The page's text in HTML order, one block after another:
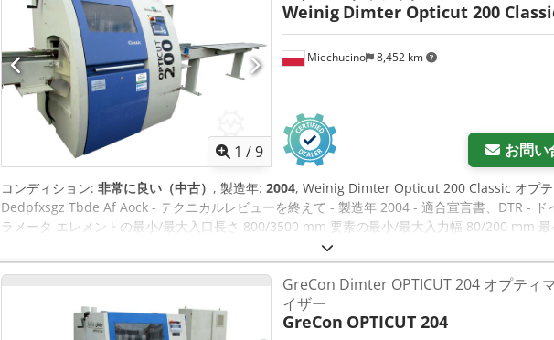
1 /9
Miechucino 8,452 km
Weinig Dimter Opticut 200
お問い
コンディション: 非常に良い（中古） , 製造年: 2004, Weinig Dimter Opticut 200 Classic オプテ
Dedpfxsgz Tbde Af Aock - テクニカルレビューを終えて - 製造年 2004 - 適合宣言書、DTR - ド
ラメータ エレメントの最小/最大入口長さ 800/3500 mm 要素の最小/最大入力幅 80/200 mm
ト入力厚さ 12/80 mm 木材の種類 ハード / ソフト ダッシュカット 木材の分類 最大送り速度
5 m / s 鋸刃の直径 fi 500 mm 鋸穴の直径 30 mm スピンドル速度 4600 U/min 1サイクルの時
口に動力付きコンベア、2人のマーカー用サイドテーブル付きマーキングステーション ベルト
15kW 長さ測定 - 3つの品質のための蛍光カメラ 受け取りステーション - ベルトコンベア 全体
mm スタブ直径80および120 mm OptiCom ダイレクトコントロール 電源 400 V / 50 Hz
GreCon Dimter OPTICUT 204 オプティ
イザー
GreCon OPTICUT 204